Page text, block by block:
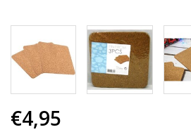
€4,95